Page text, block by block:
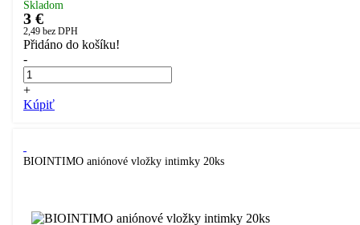
Skladom
3 €
2,49 bez DPH
Přidáno do košíku!
-
+
Kúpiť
BIOINTIMO aniónové vložky intimky 20ks